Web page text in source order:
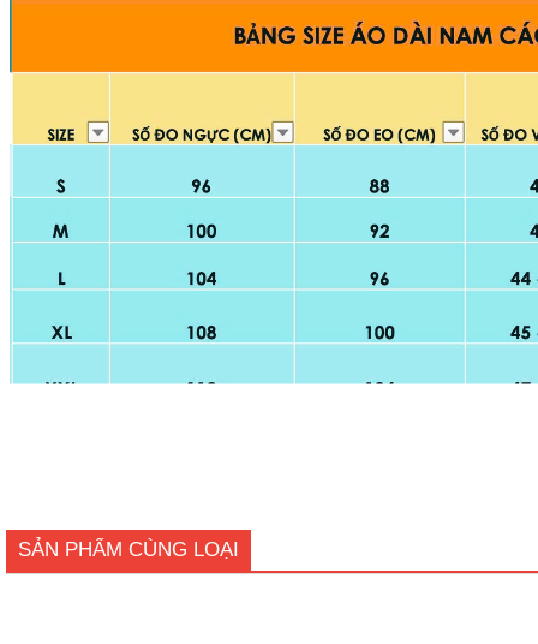
SẢN PHẨM CÙNG LOẠI